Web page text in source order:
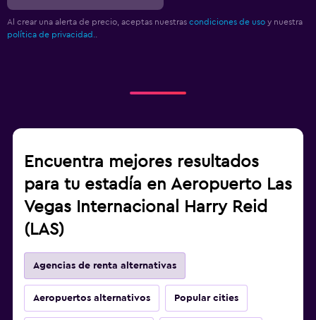
Al crear una alerta de precio, aceptas nuestras condiciones de uso y nuestra
política de privacidad..
Encuentra mejores resultados
para tu estadía en Aeropuerto Las
Vegas Internacional Harry Reid
(LAS)
Agencias de renta alternativas
Aeropuertos alternativos Popular cities